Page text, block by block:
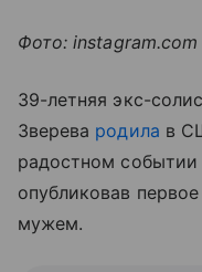
Фото: instagram.com
39-летняя экс-
Зверева родила в
радостном событии
опубликовав
мужем.